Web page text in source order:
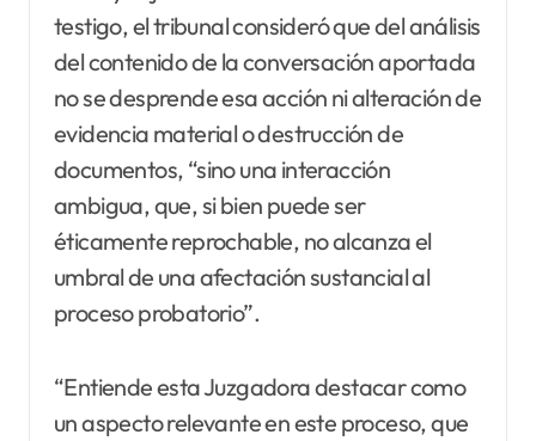
testigo, el tribunal consideró que del análisis
del contenido de la conversación aportada
no se desprende esa acción ni alteración de
evidencia material o destrucción de
documentos, “sino una interacción
ambigua, que, si bien puede ser
éticamente reprochable, no alcanza el
umbral de una afectación sustancial al
proceso probatorio”.
“Entiende esta Juzgadora destacar como
un aspecto relevante en este proceso, que